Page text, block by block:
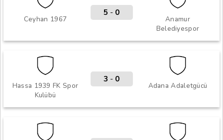
Ceyhan 1967
Anamur
Belediyespor
5 - 0
Hassa 1939 FK Spor
Kulübü
Adana Adaletgücü
3 - 0